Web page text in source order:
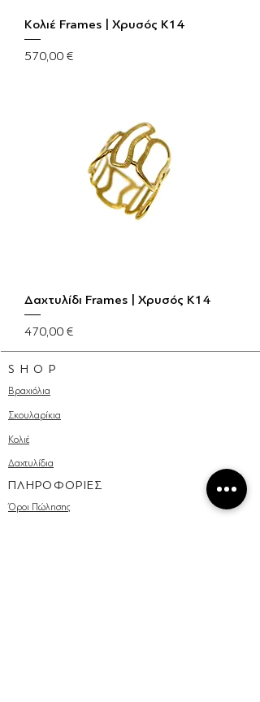
Κολιέ Frames | Χρυσός Κ14
Τιμή
570,00 €
Δαχτυλίδι Frames | Χρυσός Κ14
Τιμή
470,00 €
S H O P
Βραχιόλια
Σκουλαρίκια
Κολιέ
Δαχτυλίδια
ΠΛΗΡΟΦΟΡΙΕΣ
Όροι Πώλησης